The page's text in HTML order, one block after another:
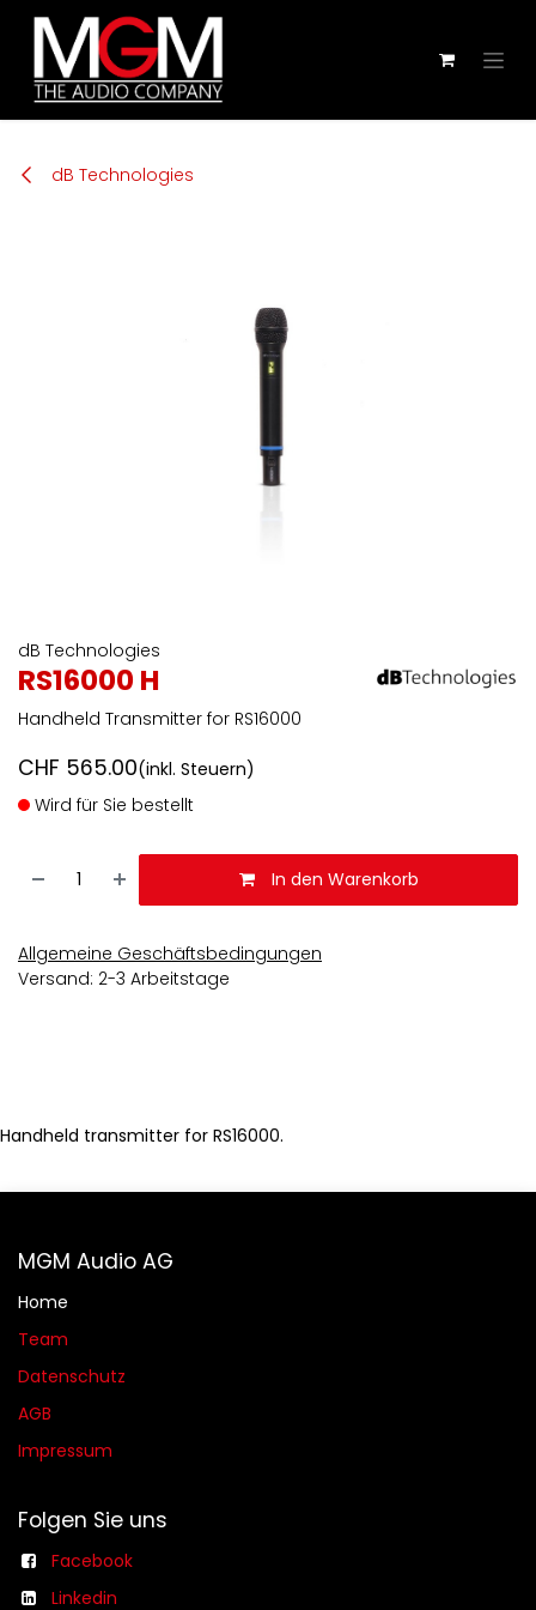
Zum Inhalt springen
dB Technologies
dB Technologies
RS16000 H
Handheld Transmitter for RS16000
CHF 565.00(inkl. Steuern)
Wird für Sie bestellt
In den Warenkorb
Allgemeine Geschäftsbedingungen
Versand: 2-3 Arbeitstage
Handheld transmitter for RS16000.
MGM Audio AG
Home
Team
Datenschutz
AGB​​
Impressum
Folgen Sie uns
Facebook
Linkedin